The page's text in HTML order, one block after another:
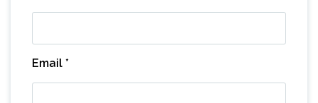
Email *